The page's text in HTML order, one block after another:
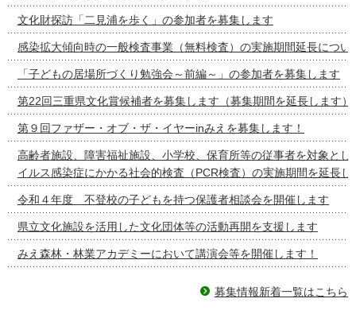
文化財探訪「二見浦を歩く」の参加者を募集します
感染拡大傾向時の一般検査事業（無料検査）の実施期間延長につい
「子どもの居場所づくり勉強会～前編～」の参加者を募集します
第22回三重県文化賞候補者を募集します（募集期間を延長します）
第９回ファザー・オブ・ザ・イヤーinみえを募集します！
高齢者施設、障害福祉施設、小学校、保育所等の従事者を対象とし
イルス感染症にかかる社会的検査（PCR検査）の実施期間を延長し
令和４年度 不登校の子どもを持つ保護者相談会を開催します
県立文化施設を活用した文化団体等の活動再開を支援します
みえ森林・林業アカデミーにおいて講演会等を開催します！
募集情報新着一覧はこちら